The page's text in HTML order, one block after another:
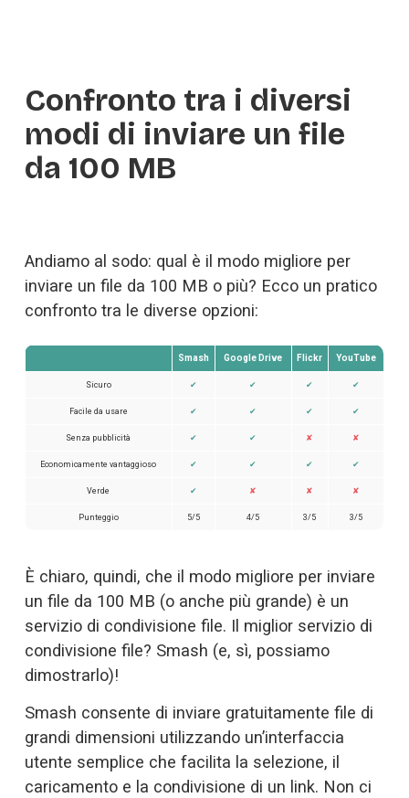
Confronto tra i diversi
modi di inviare un file
da 100 MB
Andiamo al sodo: qual è il modo migliore per
inviare un file da 100 MB o più? Ecco un pratico
confronto tra le diverse opzioni:
Smash Google Drive Flickr YouTube
Sicuro ✔ ✔ ✔ ✔
Facile da usare ✔ ✔ ✔ ✔
Senza pubblicità ✔ ✔ ✘ ✘
Economicamente vantaggioso ✔ ✔ ✔ ✔
Verde ✔ ✘ ✘ ✘
Punteggio 5/5 4/5 3/5 3/5
È chiaro, quindi, che il modo migliore per inviare
un file da 100 MB (o anche più grande) è un
servizio di condivisione file. Il miglior servizio di
condivisione file? Smash (e, sì, possiamo
dimostrarlo)!
Smash consente di inviare gratuitamente file di
grandi dimensioni utilizzando un’interfaccia
utente semplice che facilita la selezione, il
caricamento e la condivisione di un link. Non ci